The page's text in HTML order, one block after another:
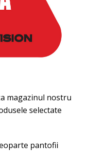
magazinul nostru
selectate
pantofii